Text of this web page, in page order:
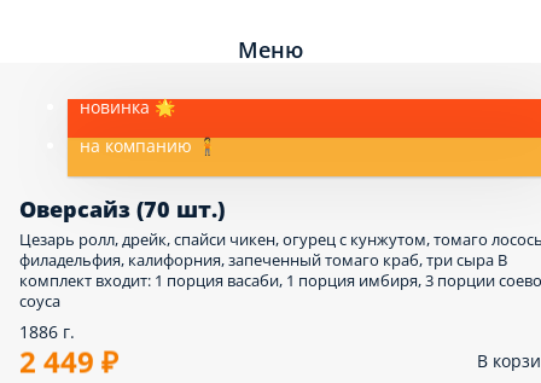
Меню
новинка 🌟
на компанию 🧍
Оверсайз (70 шт.)
Цезарь ролл, дрейк, спайси чикен, огурец с кунжутом, томаго
филадельфия, калифорния, запеченный томаго краб, три сыра В
комплект входит: 1 порция васаби, 1 порция имбиря, 3 порции
соуса
1886 г.
2 449 ₽ В